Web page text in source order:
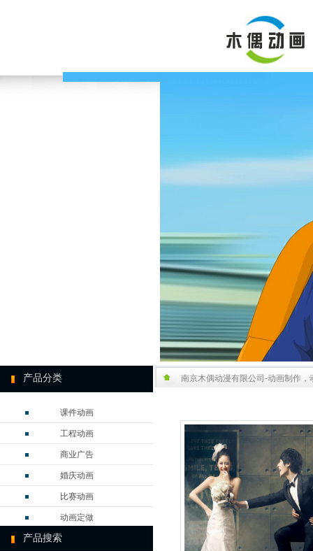
产品搜索
南京木偶动漫有限公司-动画制作
产品分类
课件动画
工程动画
商业广告
婚庆动画
比赛动画
动画定做
电台动画